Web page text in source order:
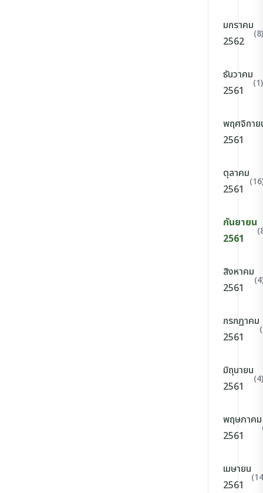
มกราคม
2562
(8)
ธันวาคม
2561
(1)
พฤศจิกาย
2561
ตุลาคม
2561
กันยายน
2561
สิงหาคม
2561
กรกฎาคม
2561
มิถุนายน
2561
(4)
พฤษภาคม
2561
เมษายน
2561